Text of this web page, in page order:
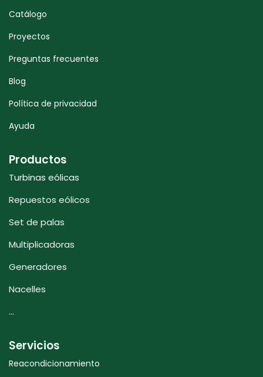
Catálogo
Proyectos
Preguntas frecuentes
Blog
Política de privacidad
Ayuda
Productos
Turbinas eólicas
Repuestos eólicos
Set de palas
Multiplicadoras
Generadores
Nacelles
...
Servicios
Reacondicionamiento